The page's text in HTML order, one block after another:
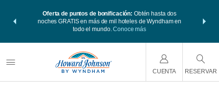
Oferta de puntos de bonificación: Obtén hasta dos
noches GRATIS en más de mil hoteles de Wyndham en
todo el mundo.Conoce más
viaje de
CUENTA RESERVAR